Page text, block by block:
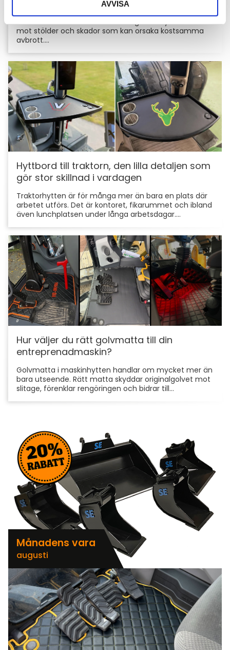
AVVISA
För entreprenörer är maskinerna hjärtat i
verksamheten. Därför är det viktigt att skydda dem
mot stölder och skador som kan orsaka kostsamma
avbrott....
Hyttbord till traktorn, den lilla detaljen som
gör stor skillnad i vardagen
Traktorhytten är för många mer än bara en plats där
arbetet utförs. Det är kontoret, fikarummet och ibland
även lunchplatsen under långa arbetsdagar....
Hur väljer du rätt golvmatta till din
entreprenadmaskin?
Golvmatta i maskinhytten handlar om mycket mer än
bara utseende. Rätt matta skyddar originalgolvet mot
slitage, förenklar rengöringen och bidrar till...
Månadens vara
augusti